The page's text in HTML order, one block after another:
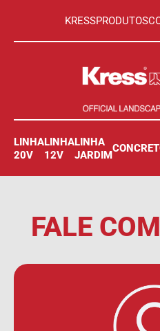
KRESSPRODUTOS
LINHA
20V
LINHA
12V
LINHA
JARDIM
FALE